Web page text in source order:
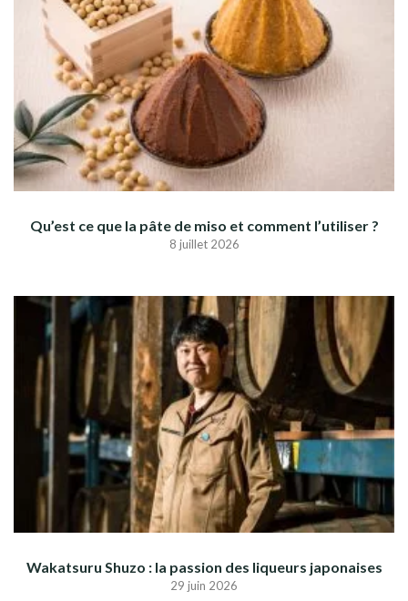
Qu’est ce que la pâte de miso et comment l’utiliser ?
8 juillet 2026
Wakatsuru Shuzo : la passion des liqueurs japonaises
29 juin 2026